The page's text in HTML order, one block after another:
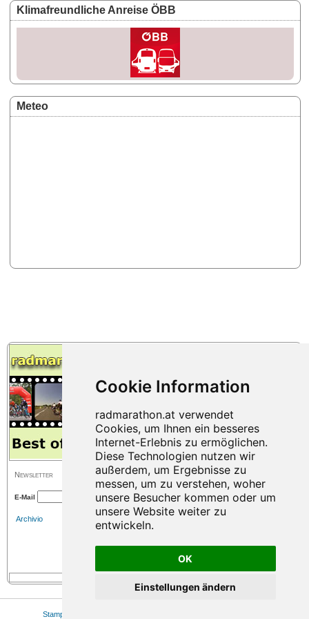
OK
Einstellungen ändern
Klimafreundliche Anreise ÖBB
Meteo
Newsletter
E-Mail
Archivio
Stampa